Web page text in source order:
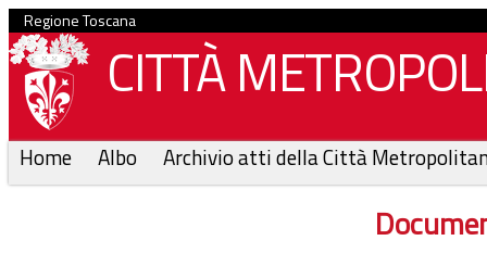
Regione Toscana
CITTÀ
Home Albo Archivio atti della Città